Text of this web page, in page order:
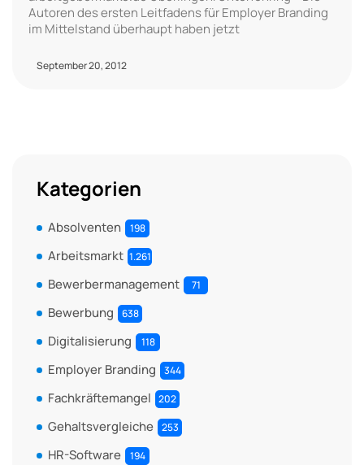
Autoren des ersten Leitfadens für Employer Branding
im Mittelstand überhaupt haben jetzt
September 20, 2012
Kategorien
Absolventen 198
Arbeitsmarkt 1.261
Bewerbermanagement 71
Bewerbung 638
Digitalisierung 118
Employer Branding 344
Fachkräftemangel 202
Gehaltsvergleiche 253
HR-Software 194